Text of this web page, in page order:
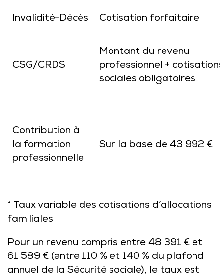
Invalidité-Décès Cotisation forfaitaire
CSG/CRDS
Montant du revenu
professionnel +
sociales obligatoires
Contribution à
la formation
professionnelle
Sur la base de 43 992 €
* Taux variable des cotisations d’allocations
familiales
Pour un revenu compris entre 48 391 € et
61 589 € (entre 110 % et 140 % du plafond
annuel de la Sécurité sociale), le taux est